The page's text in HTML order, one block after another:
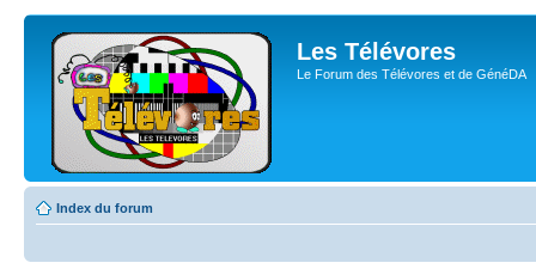
Les Télévores
Le Forum des Télévores et de GénéDA
Index du forum